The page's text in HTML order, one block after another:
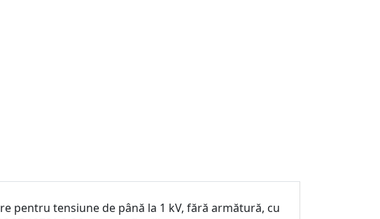
pentru tensiune de până la 1 kV, fără armătură, cu